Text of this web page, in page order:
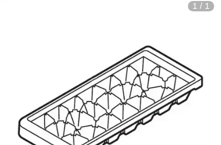
1 / 1